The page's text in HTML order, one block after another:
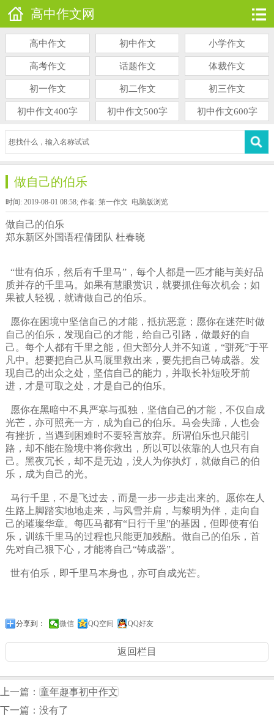
高中作文网
高中作文 初中作文 小学作文
高考作文 话题作文 体裁作文
初一作文 初二作文 初三作文
初中作文400字 初中作文500字 初中作文600字
做自己的伯乐
时间: 2019-08-01 08:58; 作者: 第一作文 电脑版浏览
做自己的伯乐
郑东新区外国语程倩团队 杜春晓
“世有伯乐，然后有千里马”，每个人都是一匹才能与美好品
质并存的千里马。如果有慧眼赏识，就要抓住每次机会；如
果被人轻视，就请做自己的伯乐。
愿你在困境中坚信自己的才能，抵抗恶意；愿你在迷茫时做
自己的伯乐，发现自己的才能，给自己引路，做最好的自
己。每个人都有千里之能，但大部分人并不知道，“骈死”于平
凡中。想要把自己从马厩里救出来，要先把自己铸成器。发
现自己的出众之处，坚信自己的能力，并取长补短咬牙前
进，才是可取之处，才是自己的伯乐。
愿你在黑暗中不具严寒与孤独，坚信自己的才能，不仅自成
光芒，亦可照亮一方，成为自己的伯乐。马会失蹄，人也会
有挫折，当遇到困难时不要轻言放弃。所谓伯乐也只能引
路，却不能在险境中将你救出，所以可以依靠的人也只有自
己。黑夜冗长，却不是无边，没人为你执灯，就做自己的伯
乐，成为自己的光。
马行千里，不是飞过去，而是一步一步走出来的。愿你在人
生路上脚踏实地地走来，与风雪并肩，与黎明为伴，走向自
己的璀璨华章。每匹马都有“日行千里”的基因，但即使有伯
乐，训练千里马的过程也只能更加残酷。做自己的伯乐，首
先对自己狠下心，才能将自己“铸成器”。
世有伯乐，即千里马本身也，亦可自成光芒。
分享到： 微信 QQ空间 QQ好友
返回栏目
上一篇： 童年趣事初中作文
下一篇：没有了